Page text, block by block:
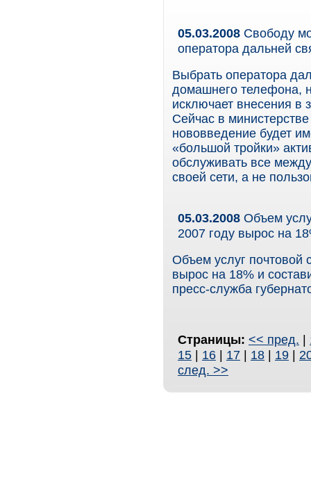
05.03.2008 Свободу
оператора дальней
Выбрать оператора
домашнего телефона,
исключает внесения в
Сейчас в
нововведение будет
«большой тройки»
обслуживать все
своей сети, а не
05.03.2008 Объем
2007 году вырос на
Объем услуг почтовой
вырос на 18% и
пресс-служба
Страницы: << пред. |
15 | 16 | 17 | 18 | 19 |
след. >>